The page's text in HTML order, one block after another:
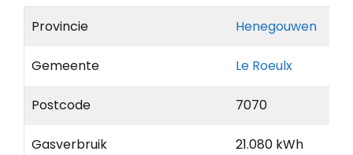
Provincie Henegouwen
Gemeente Le Roeulx
Postcode 7070
Gasverbruik 21.080 kWh